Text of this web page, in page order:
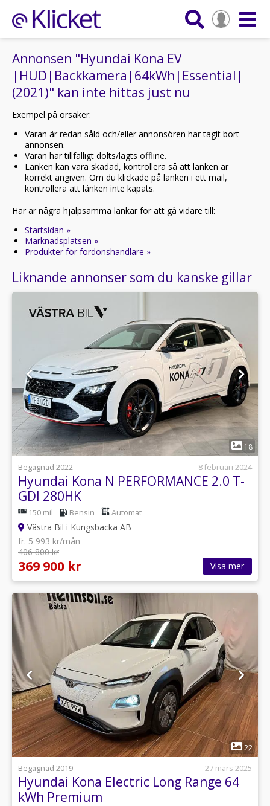
Annonsen "Hyundai Kona EV
|HUD|Backkamera|64kWh|Essential|
(2021)" kan inte hittas just nu
Exempel på orsaker:
Varan är redan såld och/eller annonsören har tagit bort
annonsen.
Varan har tillfälligt dolts/lagts offline.
Länken kan vara skadad, kontrollera så att länken är
korrekt angiven. Om du klickade på länken i ett mail,
kontrollera att länken inte kapats.
Här är några hjälpsamma länkar för att gå vidare till:
Startsidan »
Marknadsplatsen »
Produkter för fordonshandlare »
Liknande annonser som du kanske gillar
1
18
Begagnad 2022
8 februari 2024
Hyundai Kona N PERFORMANCE 2.0 T-
GDI 280HK
150 mil Bensin Automat
Västra Bil i Kungsbacka AB
fr. 5 993 kr/mån
406 800 kr
369 900 kr Visa mer
1
22
Begagnad 2019
27 mars 2025
Hyundai Kona Electric Long Range 64
kWh Premium